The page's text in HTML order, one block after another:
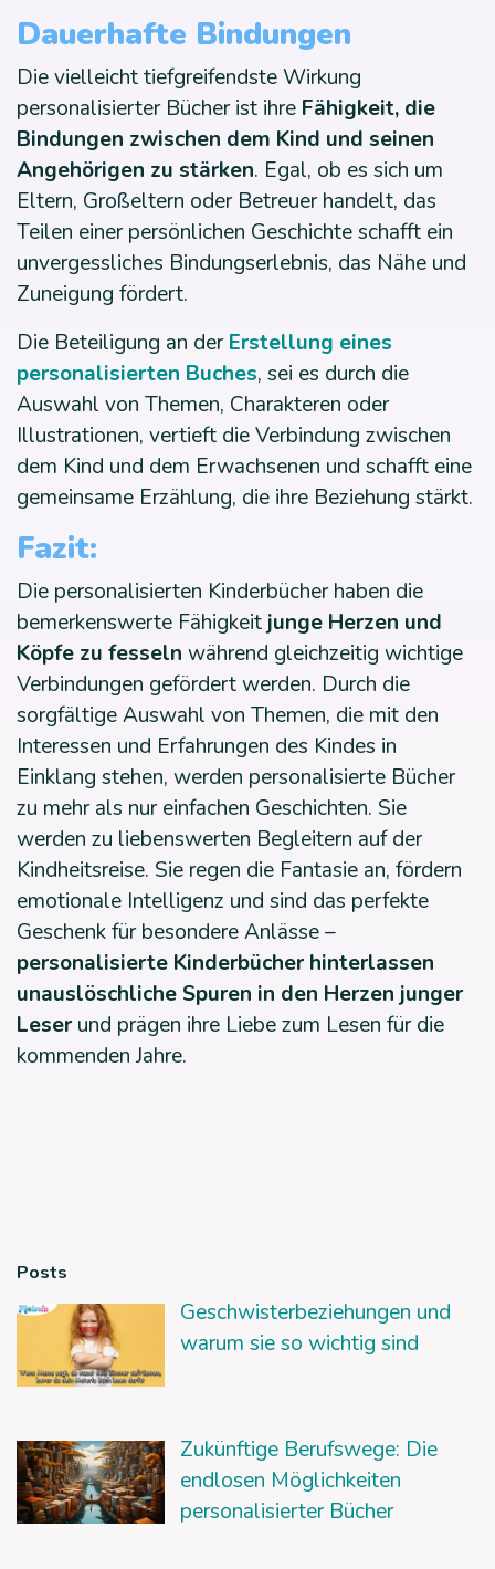
Dauerhafte Bindungen
Die vielleicht tiefgreifendste Wirkung
personalisierter Bücher ist ihre Fähigkeit, die
Bindungen zwischen dem Kind und seinen
Angehörigen zu stärken. Egal, ob es sich um
Eltern, Großeltern oder Betreuer handelt, das
Teilen einer persönlichen Geschichte schafft ein
unvergessliches Bindungserlebnis, das Nähe und
Zuneigung fördert.
Die Beteiligung an derErstellung eines
personalisierten Buches, sei es durch die
Auswahl von Themen, Charakteren oder
Illustrationen, vertieft die Verbindung zwischen
dem Kind und dem Erwachsenen und schafft eine
gemeinsame Erzählung, die ihre Beziehung stärkt.
Fazit:
Die personalisierten Kinderbücher haben die
bemerkenswerte Fähigkeitjunge Herzen und
Köpfe zu fesseln während gleichzeitig wichtige
Verbindungen gefördert werden. Durch die
sorgfältige Auswahl von Themen, die mit den
Interessen und Erfahrungen des Kindes in
Einklang stehen, werden personalisierte Bücher
zu mehr als nur einfachen Geschichten. Sie
werden zu liebenswerten Begleitern auf der
Kindheitsreise. Sie regen die Fantasie an, fördern
emotionale Intelligenz und sind das perfekte
Geschenk für besondere Anlässe –
personalisierte Kinderbücher hinterlassen
unauslöschliche Spuren in den Herzen junger
Leserund prägen ihre Liebe zum Lesen für die
kommenden Jahre.
Posts
Geschwisterbeziehungen und
warum sie so wichtig sind
Zukünftige Berufswege: Die
endlosen Möglichkeiten
personalisierter Bücher